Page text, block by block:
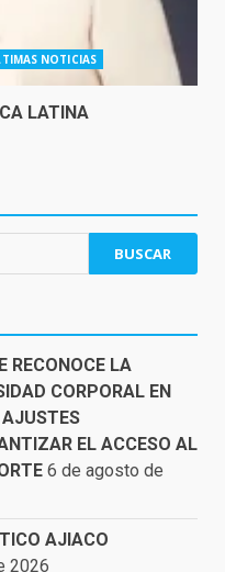
NOTICIAS
LATINA
RECONOCE LA
CORPORAL EN
AJUSTES
EL ACCESO AL
6 de agosto de
AJIACO
2026